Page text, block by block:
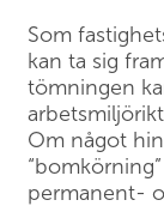
Som
kan ta sig
tömningen
Om något
permanent-